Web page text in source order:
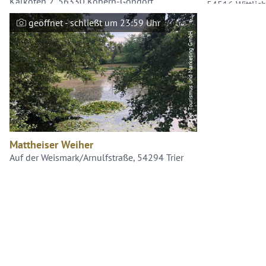
54516 Wittlich
Trier Tourismus und Marketing GmbH
geöffnet - schließt um 23:59 Uhr
Mattheiser Weiher
Auf der Weismark/Arnulfstraße, 54294 Trier